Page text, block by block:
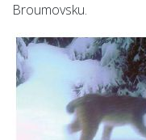
Broumovsku.